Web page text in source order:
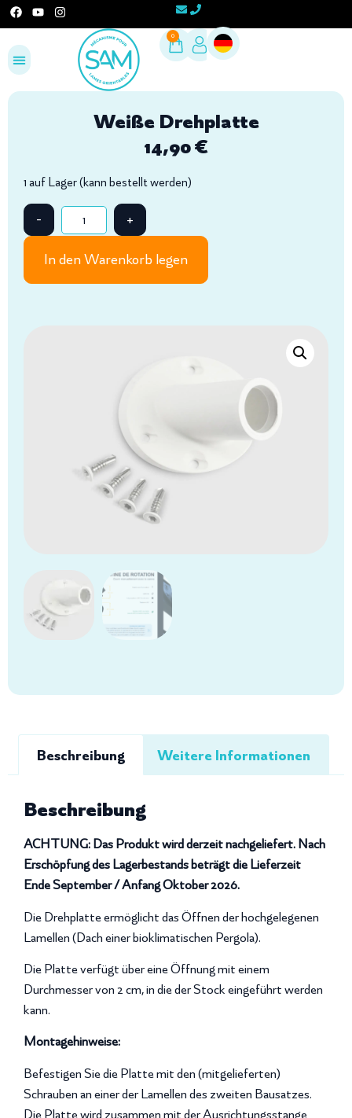
0
Weiße Drehplatte
14,90€
1 auf Lager (kann bestellt werden)
In den Warenkorb legen
Beschreibung Weitere Informationen
Beschreibung
ACHTUNG: Das Produkt wird derzeit nachgeliefert. Nach
Erschöpfung des Lagerbestands beträgt die Lieferzeit
Ende September / Anfang Oktober 2026.
Die Drehplatte ermöglicht das Öffnen der hochgelegenen
Lamellen (Dach einer bioklimatischen Pergola).
Die Platte verfügt über eine Öffnung mit einem
Durchmesser von 2 cm, in die der Stock eingeführt werden
kann.
Montagehinweise:
Befestigen Sie die Platte mit den (mitgelieferten)
Schrauben an einer der Lamellen des zweiten Bausatzes.
Die Platte wird zusammen mit der Ausrichtungsstange